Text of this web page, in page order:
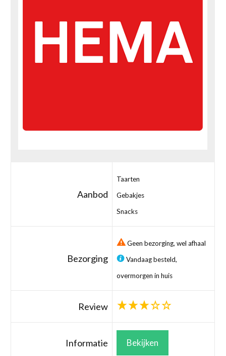
Aanbod
Taarten
Gebakjes
Snacks
Bezorging
Geen bezorging, wel afhaal
Vandaag besteld,
overmorgen in huis
Review
Informatie Bekijken